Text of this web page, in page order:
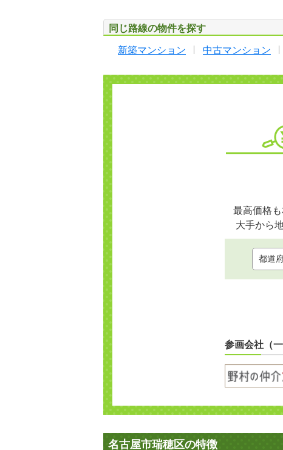
同じ路線の物件を探す
新築マンション 中古マンション
最高価格
大手から
参画会社（一
名古屋市瑞穂区の特徴